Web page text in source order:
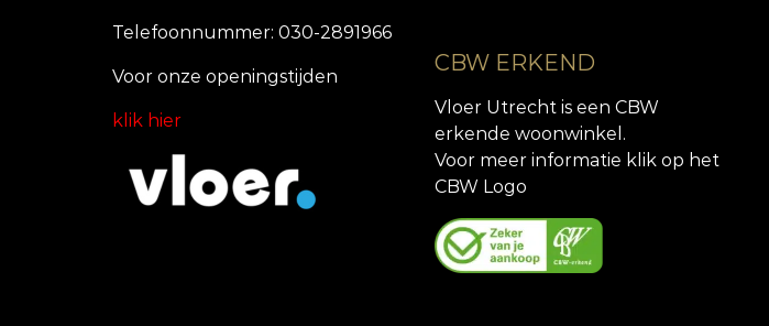
Telefoonnummer: 030-2891966
Voor onze openingstijden
klik hier
CBW ERKEND
Vloer Utrecht is een CBW
erkende woonwinkel.
Voor meer informatie klik op het
CBW Logo